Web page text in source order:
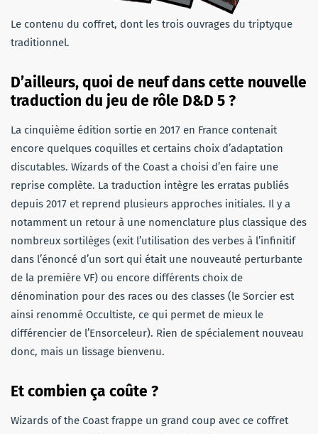
Le contenu du coffret, dont les trois ouvrages du triptyque
traditionnel.
D’ailleurs, quoi de neuf dans cette nouvelle
traduction du jeu de rôle D&D 5 ?
La cinquième édition sortie en 2017 en France contenait
encore quelques coquilles et certains choix d’adaptation
discutables. Wizards of the Coast a choisi d’en faire une
reprise complète. La traduction intègre les erratas publiés
depuis 2017 et reprend plusieurs approches initiales. Il y a
notamment un retour à une nomenclature plus classique des
nombreux sortilèges (exit l’utilisation des verbes à l’infinitif
dans l’énoncé d’un sort qui était une nouveauté perturbante
de la première VF) ou encore différents choix de
dénomination pour des races ou des classes (le Sorcier est
ainsi renommé Occultiste, ce qui permet de mieux le
différencier de l’Ensorceleur). Rien de spécialement nouveau
donc, mais un lissage bienvenu.
Et combien ça coûte ?
Wizards of the Coast frappe un grand coup avec ce coffret